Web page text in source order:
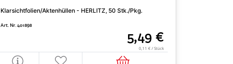
Klarsichtfolien/Aktenhüllen - HERLITZ, 50 Stk./Pkg.
Art. Nr. 401898
5,49 €
0,11 € / Stück